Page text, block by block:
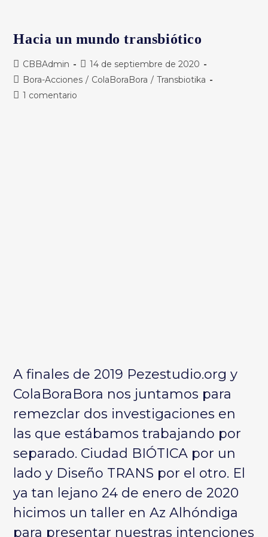
Hacia un mundo transbiótico
Autor
de
entrada:
CBBAdmin
Publicación
de
14 de septiembre de 2020
Categoría
de
Bora-Acciones / ColaBoraBora / Transbiotika
Comentarios
1 comentario
A finales de 2019 Pezestudio.org y
ColaBoraBora nos juntamos para
remezclar dos investigaciones en
las que estábamos trabajando por
separado. Ciudad BIÓTICA por un
lado y Diseño TRANS por el otro. El
ya tan lejano 24 de enero de 2020
hicimos un taller en Az Alhóndiga
para presentar nuestras intenciones